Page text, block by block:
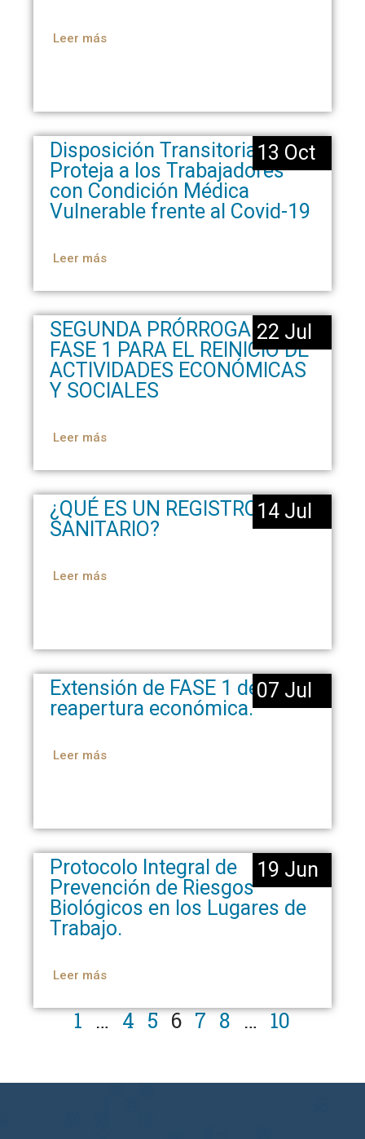
Leer más
Disposición Transitoria que
Proteja a los Trabajadores
con Condición Médica
Vulnerable frente al Covid-19
Leer más
13 Oct
SEGUNDA PRÓRROGA DE
FASE 1 PARA EL REINICIO DE
ACTIVIDADES ECONÓMICAS
Y SOCIALES
Leer más
22 Jul
¿QUÉ ES UN REGISTRO
SANITARIO?
Leer más
14 Jul
Extensión de FASE 1 de la
reapertura económica.
Leer más
07 Jul
Protocolo Integral de
Prevención de Riesgos
Biológicos en los Lugares de
Trabajo.
Leer más
19 Jun
1 … 4 5 6 7 8 … 10